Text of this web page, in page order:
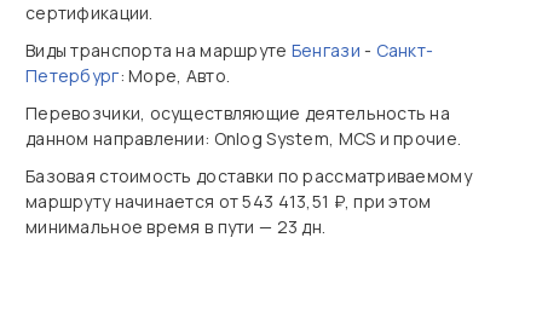
сертификации.
Виды транспорта на маршруте Бенгази - Санкт-
Петербург: Море, Авто.
Перевозчики, осуществляющие деятельность на
данном направлении: Onlog System, MCS и прочие.
Базовая стоимость доставки по рассматриваемому
маршруту начинается от 543 413,51 ₽, при этом
минимальное время в пути — 23 дн.